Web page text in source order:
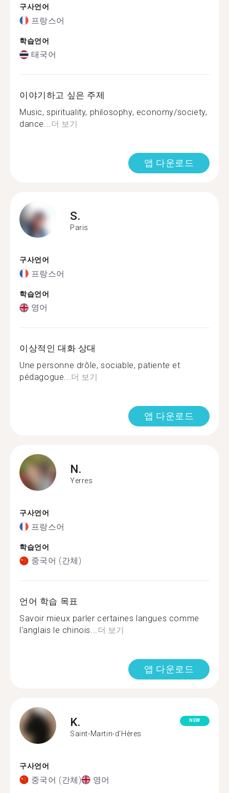
구사언어
프랑스어
학습언어
태국어
이야기하고 싶은 주제
Music, spirituality, philosophy, economy/society,
dance...더 보기
앱 다운로드
S.
Paris
구사언어
프랑스어
학습언어
영어
이상적인 대화 상대
Une personne drôle, sociable, patiente et
pédagogue...더 보기
앱 다운로드
N.
Yerres
구사언어
프랑스어
학습언어
중국어 (간체)
언어 학습 목표
Savoir mieux parler certaines langues comme
l'anglais le chinois...더 보기
앱 다운로드
K.
Saint-Martin-d'Hères
NEW
구사언어
중국어 (간체) 영어